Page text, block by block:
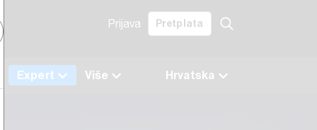
Prijava Pretplata
Hrvatska
Expert Više